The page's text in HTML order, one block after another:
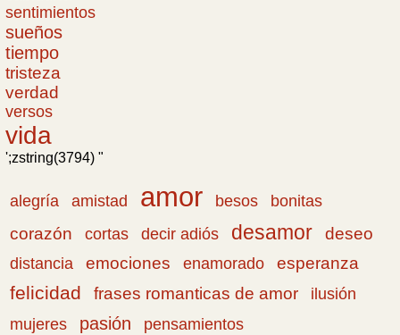
sentimientos
sueños
tiempo
tristeza
verdad
versos
vida
';zstring(3794) "
alegría amistad amor besos
bonitas
corazón
cortas decir adiós desamor deseo
distancia emociones enamorado esperanza
felicidad frases romanticas de amor
ilusión
mujeres
pasión pensamientos